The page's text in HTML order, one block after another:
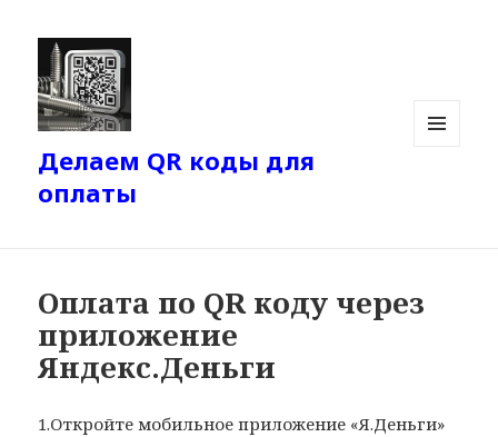
Делаем QR коды для
оплаты
Оплата по QR коду через
приложение
Яндекс.Деньги
1.Откройте мобильное приложение «Я.Деньги»